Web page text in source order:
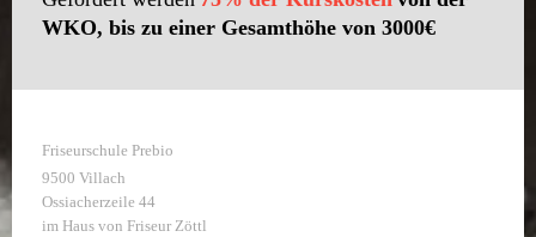
WKO, bis zu einer Gesamthöhe von 3000€
Friseurschule Prebio
9500 Villach
Ossiacherzeile 44
im Haus von Friseur Zöttl